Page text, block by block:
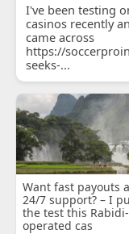
I've been testing
casinos recently
came across
https://
seeks-...
Want fast payouts
24/7 support? – I
the test this Rabidi-
operated cas